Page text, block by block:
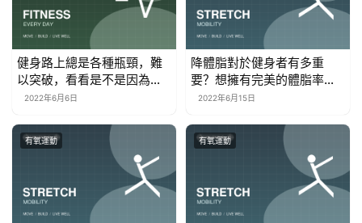
健身路上總是各種瓶頸，難
以突破，看看是不是因為這3
點錯誤
2022年6月6日
降體脂對於健身者有多重
要？想擁有完美的體脂率，
你需這樣做
2022年6月15日
有氧運動 有氧運動